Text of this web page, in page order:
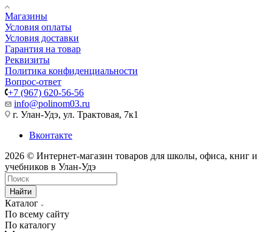
Магазины
Условия оплаты
Условия доставки
Гарантия на товар
Реквизиты
Политика конфиденциальности
Вопрос-ответ
+7 (967) 620-56-56
info@polinom03.ru
г. Улан-Удэ, ул. Трактовая, 7к1
Вконтакте
2026 © Интернет-магазин товаров для школы, офиса, книг и
учебников в Улан-Удэ
Найти
Каталог
По всему сайту
По каталогу